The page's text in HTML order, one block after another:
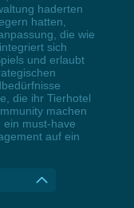
haderten
hatten,
die wie
sich
und erlaubt
die ihr Tierhotel
machen
ein must-have
auf ein